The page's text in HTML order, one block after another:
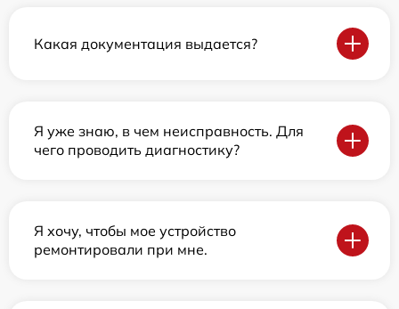
Какая документация выдается?
Я уже знаю, в чем неисправность. Для
чего проводить диагностику?
Я хочу, чтобы мое устройство
ремонтировали при мне.